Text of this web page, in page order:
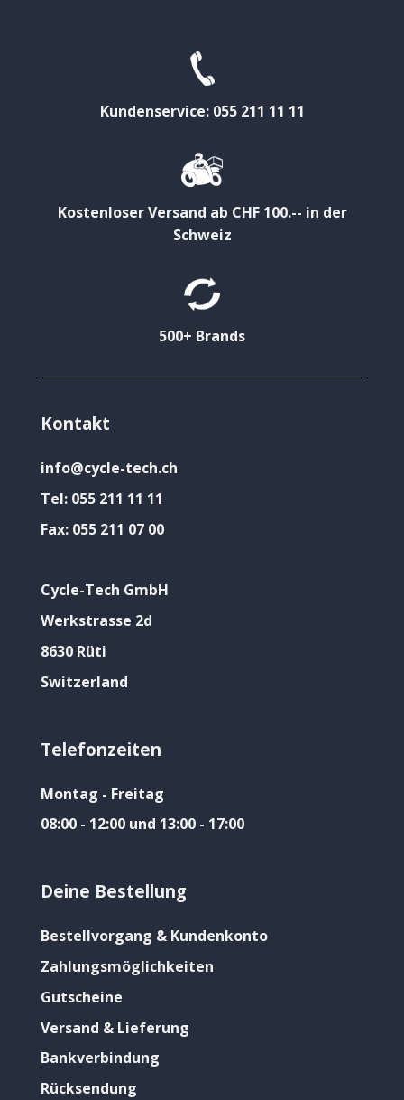
Kundenservice: 055 211 11 11
Kostenloser Versand ab CHF 100.-- in der
Schweiz
500+ Brands
Kontakt
info@cycle-tech.ch
Tel: 055 211 11 11
Fax: 055 211 07 00
Cycle-Tech GmbH
Werkstrasse 2d
8630 Rüti
Switzerland
Telefonzeiten
Montag - Freitag
08:00 - 12:00 und 13:00 - 17:00
Deine Bestellung
Bestellvorgang & Kundenkonto
Zahlungsmöglichkeiten
Gutscheine
Versand & Lieferung
Bankverbindung
Rücksendung